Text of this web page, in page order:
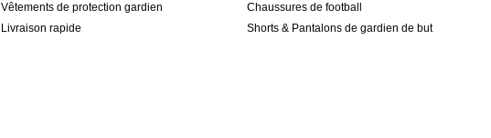
Vêtements de protection gardien
Livraison rapide
Chaussures de football
Shorts & Pantalons de gardien de but